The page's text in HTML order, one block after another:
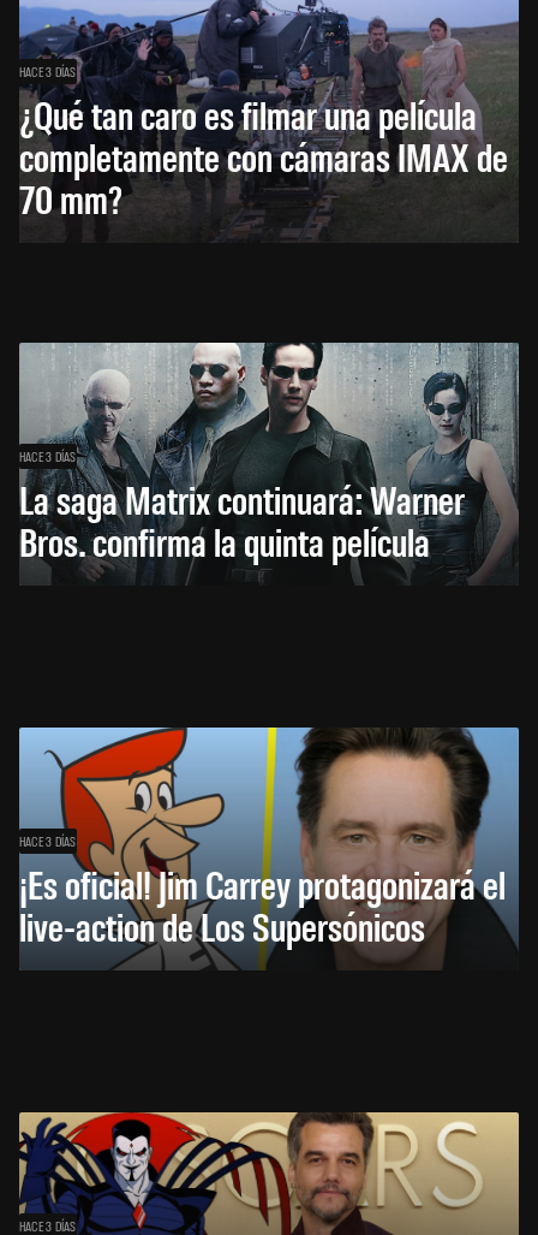
HACE 3 DÍAS
¿Qué tan caro es filmar una película
completamente con cámaras IMAX de
70 mm?
HACE 3 DÍAS
La saga Matrix continuará: Warner
Bros. confirma la quinta película
HACE 3 DÍAS
¡Es oficial! Jim Carrey protagonizará el
live-action de Los Supersónicos
HACE 3 DÍAS